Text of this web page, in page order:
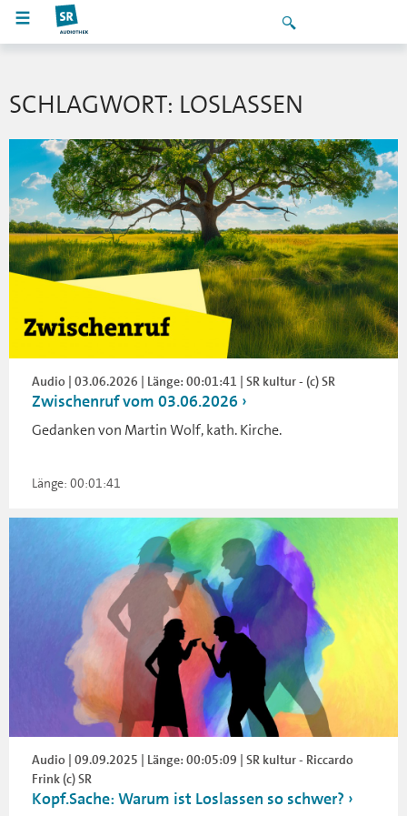
SCHLAGWORT: LOSLASSEN
Audio | 03.06.2026 | Länge: 00:01:41 | SR kultur - (c) SR
Zwischenruf vom 03.06.2026
Gedanken von Martin Wolf, kath. Kirche.
Länge: 00:01:41
Audio | 09.09.2025 | Länge: 00:05:09 | SR kultur - Riccardo
Frink (c) SR
Kopf.Sache: Warum ist Loslassen so schwer?